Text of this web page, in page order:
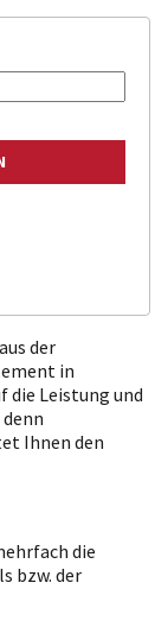
der
in
die Leistung und
Ihnen den
die
bzw. der